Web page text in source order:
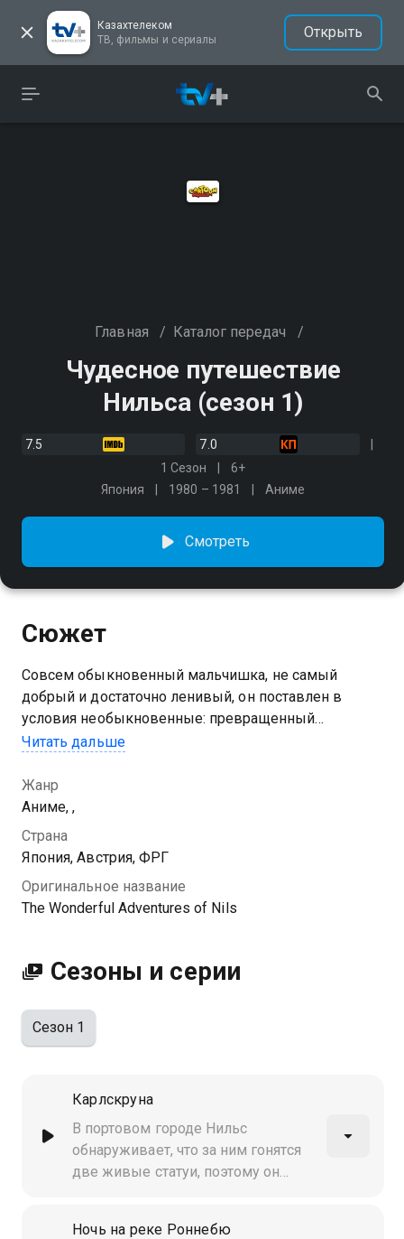
Казахтелеком
ТВ, фильмы и сериалы
Открыть
Главная / Каталог передач /
Чудесное путешествие
Нильса (сезон 1)
7.5
7.0
1 Сезон
6+
Япония
1980 – 1981 Аниме
Смотреть
Сюжет
Совсем обыкновенный мальчишка, не самый
добрый и достаточно ленивый, он поставлен в
условия необыкновенные: превращенный
Домовым за грубость и лень в гнома, Нильс
путешествий в истории сказки - на гусе
Посмотреть онлайн 1 сезон сериала Чудесное
путешествие Нильса вы можете совершенно
бесплатно в хорошем HD качестве на Казахтелеком
Читать дальше
Жанр
Аниме, ,
Страна
Япония, Австрия, ФРГ
Оригинальное название
The Wonderful Adventures of Nils
Сезоны и серии
Сезон 1
Карлскруна
В портовом городе Нильс
обнаруживает, что за ним гонятся
две живые статуи, поэтому он
Ночь на реке Роннебю